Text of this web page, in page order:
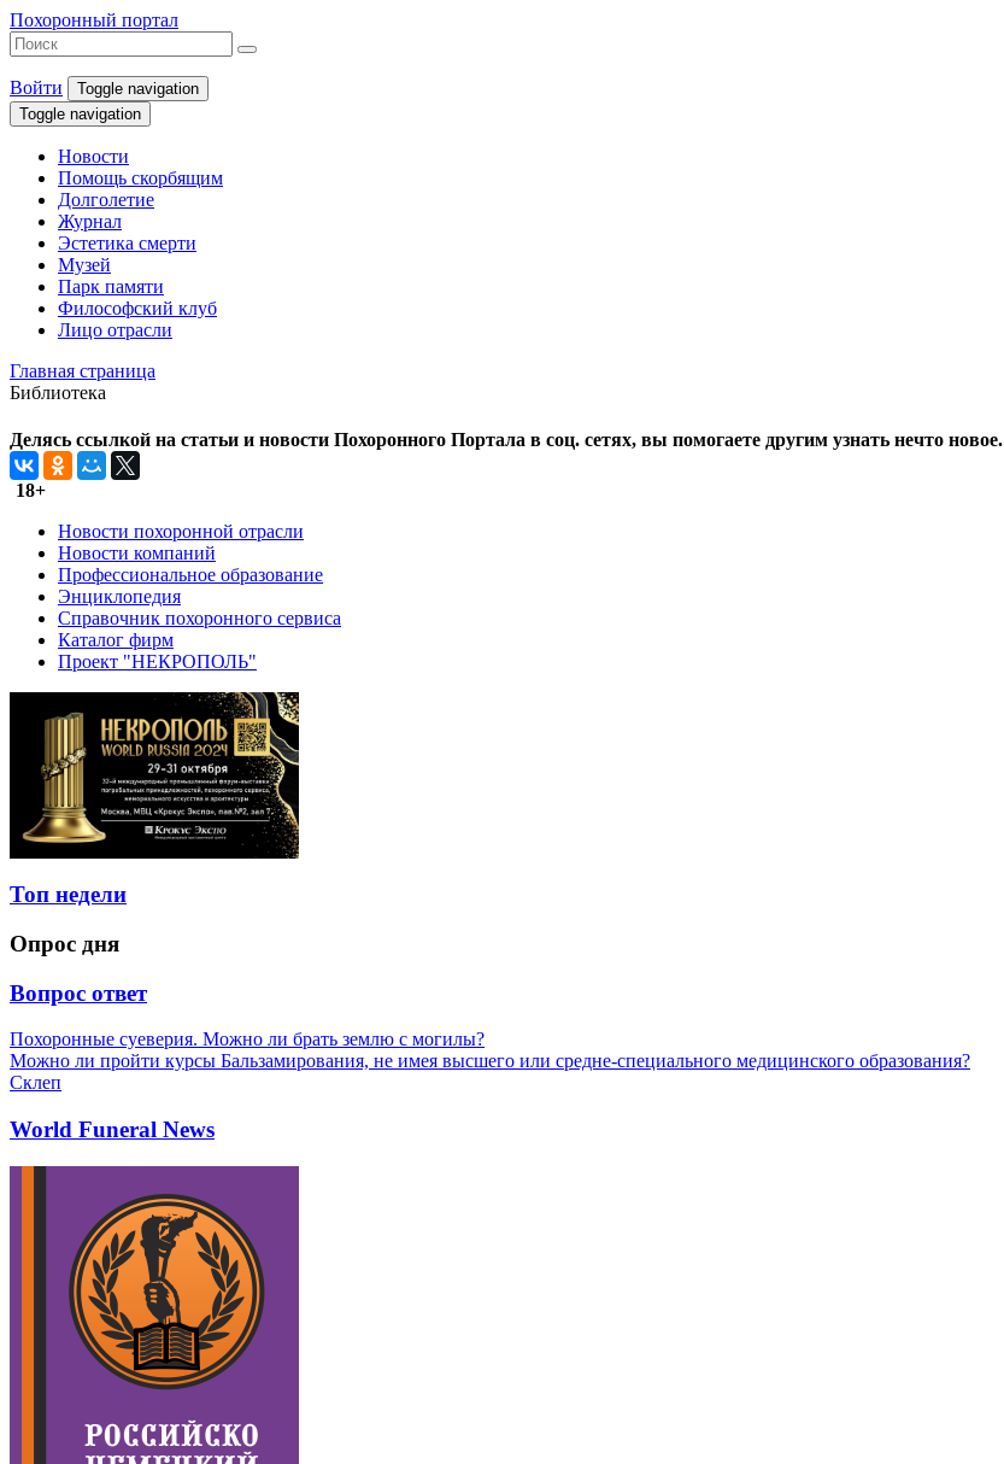
Похоронный портал
Войти
Toggle navigation
Toggle navigation
Новости
Помощь скорбящим
Долголетие
Журнал
Эстетика смерти
Музей
Парк памяти
Философский клуб
Лицо отрасли
Главная страница
Библиотека
Делясь ссылкой на статьи и новости Похоронного Портала в соц. сетях, вы помогаете другим узнать нечто новое.
18+
Новости похоронной отрасли
Новости компаний
Профессиональное образование
Энциклопедия
Справочник похоронного сервиса
Каталог фирм
Проект "НЕКРОПОЛЬ"
Топ недели
Опрос дня
Вопрос ответ
Похоронные суеверия. Можно ли брать землю с могилы?
Можно ли пройти курсы Бальзамирования, не имея высшего или средне-специального медицинского образования?
Склеп
World Funeral News